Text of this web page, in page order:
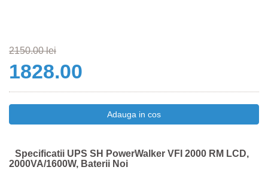
2150.00 lei
1828.00
Specificatii UPS SH PowerWalker VFI 2000 RM LCD,
2000VA/1600W, Baterii Noi